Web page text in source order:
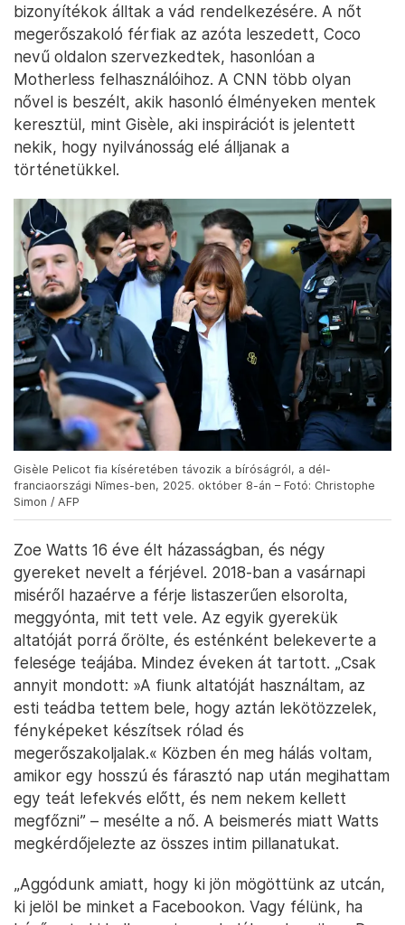
bizonyítékok álltak a vád rendelkezésére. A nőt
megerőszakoló férfiak az azóta leszedett, Coco
nevű oldalon szervezkedtek, hasonlóan a
Motherless felhasználóihoz. A CNN több olyan
nővel is beszélt, akik hasonló élményeken mentek
keresztül, mint Gisèle, aki inspirációt is jelentett
nekik, hogy nyilvánosság elé álljanak a
történetükkel.
Gisèle Pelicot fia kíséretében távozik a bíróságról, a dél-
franciaországi Nîmes-ben, 2025. október 8-án – Fotó: Christophe
Simon / AFP
Zoe Watts 16 éve élt házasságban, és négy
gyereket nevelt a férjével. 2018-ban a vasárnapi
miséről hazaérve a férje listaszerűen elsorolta,
meggyónta, mit tett vele. Az egyik gyerekük
altatóját porrá őrölte, és esténként belekeverte a
felesége teájába. Mindez éveken át tartott. „Csak
annyit mondott: »A fiunk altatóját használtam, az
esti teádba tettem bele, hogy aztán lekötözzelek,
fényképeket készítsek rólad és
megerőszakoljalak.« Közben én meg hálás voltam,
amikor egy hosszú és fárasztó nap után megihattam
egy teát lefekvés előtt, és nem nekem kellett
megfőzni” – mesélte a nő. A beismerés miatt Watts
megkérdőjelezte az összes intim pillanatukat.
„Aggódunk amiatt, hogy ki jön mögöttünk az utcán,
ki jelöl be minket a Facebookon. Vagy félünk, ha